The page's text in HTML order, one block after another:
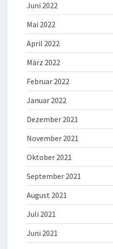
Juni 2022
Mai 2022
April 2022
März 2022
Februar 2022
Januar 2022
Dezember 2021
November 2021
Oktober 2021
September 2021
August 2021
Juli 2021
Juni 2021